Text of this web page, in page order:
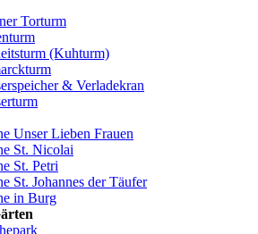
Torturm
(Kuhturm)
& Verladekran
Unser Lieben Frauen
St. Nicolai
St. Petri
St. Johannes der Täufer
in Burg